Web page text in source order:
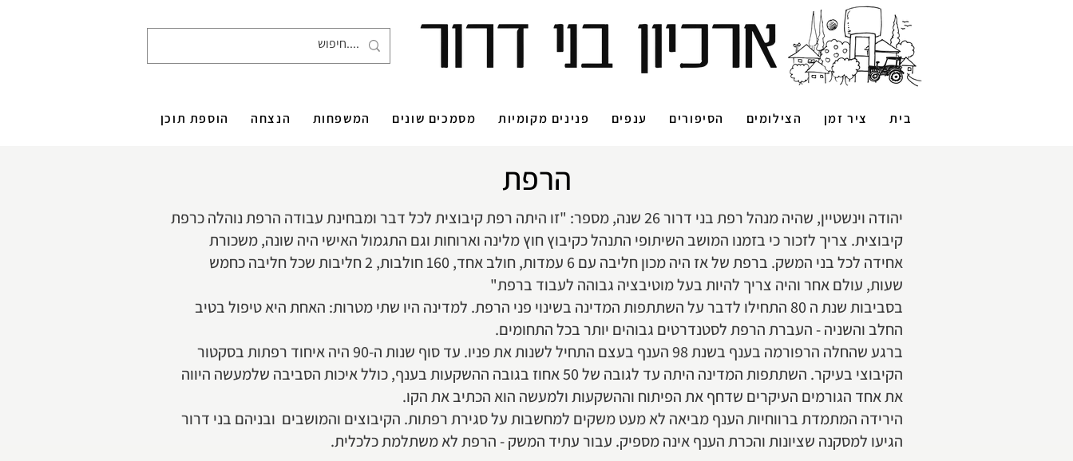
בית ציר זמן הצילומים הסיפורים ענפים פנינים מקומיות מסמכים שונים המשפחות הנצחה הוספת תוכן
הרפת
יהודה וינשטיין, שהיה מנהל רפת בני דרור 26 שנה, מספר: "זו היתה רפת קיבוצית לכל דבר ומבחינת עבודה הרפת נוהלה כרפת
קיבוצית. צריך לזכור כי בזמנו המושב השיתופי התנהל כקיבוץ חוץ מלינה וארוחות וגם התגמול האישי היה שונה, משכורת
אחידה לכל בני המשק. ברפת של אז היה מכון חליבה עם 6 עמדות, חולב אחד, 160 חולבות, 2 חליבות שכל חליבה כחמש
שעות, עולם אחר והיה צריך להיות בעל מוטיבציה גבוהה לעבוד ברפת"
בסביבות שנת ה 80 התחילו לדבר על השתתפות המדינה בשינוי פני הרפת. למדינה היו שתי מטרות: האחת היא טיפול בטיב
החלב והשניה - העברת הרפת לסטנדרטים גבוהים יותר בכל התחומים.
ברגע שהחלה הרפורמה בענף בשנת 98 הענף בעצם התחיל לשנות את פניו. עד סוף שנות ה-90 היה איחוד רפתות בסקטור
הקיבוצי בעיקר. השתתפות המדינה היתה עד לגובה של 50 אחוז בגובה ההשקעות בענף, כולל איכות הסביבה שלמעשה היווה
את אחד הגורמים העיקרים שדחף את הפיתוח וההשקעות ולמעשה הוא הכתיב את הקו.
הירידה המתמדת ברווחיות הענף מביאה לא מעט משקים למחשבות על סגירת רפתות. הקיבוצים והמושבים ובניהם בני דרור
הגיעו למסקנה שציונות והכרת הענף אינה מספיק. עבור עתיד המשק - הרפת לא משתלמת כלכלית.